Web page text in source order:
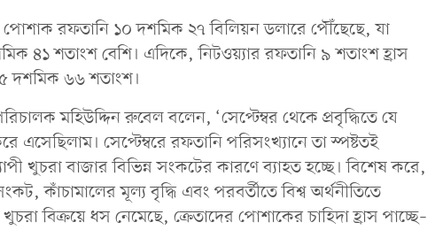
পোশাক রফতানি ১০ দশমিক ২৭ বিলিয়ন ডলারে পৌঁছেছে, যা
শতাংশ বেশি। এদিকে, নিটওয়্যার রফতানি ৯ শতাংশ হ্রাস
দশমিক ৬৬ শতাংশ।
মহিউদ্দিন রুবেল বলেন, ‘সেপ্টেম্বর থেকে প্রবৃদ্ধিতে যে
এসেছিলাম। সেপ্টেম্বরে রফতানি পরিসংখ্যানে তা স্পষ্টতই
খুচরা বাজার বিভিন্ন সংকটের কারণে ব্যাহত হচ্ছে। বিশেষ করে,
কাঁচামালের মূল্য বৃদ্ধি এবং পরবর্তীতে বিশ্ব অর্থনীতিতে
বিক্রয়ে ধস নেমেছে, ক্রেতাদের পোশাকের চাহিদা হ্রাস পাচ্ছে–